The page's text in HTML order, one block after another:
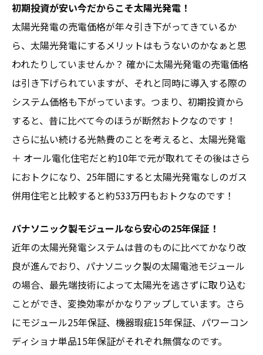
初期投資が安い今だからこそ太陽光発電！
太陽光発電の売電価格が年々引き下がってきているか
ら、太陽光発電にするメリットはもうないのかなぁと思
われたりしていませんか？ 確かに太陽光発電の売電価格
は引き下げられていますが、それと同時に導入する際の
システム価格も下がっています。つまり、初期投資から
すると、昔に比べて今のほうが断然おトクなのです！
さらに払い続ける光熱費のことを考えると、太陽光発電
＋ オール電化住宅だと約10年で元が取れてその後はさら
におトクになり、25年間にすると太陽光発電なしのガス
併用住宅と比較すると約533万円もおトクなのです！
パナソニック製モジュールなら安心の25年保証！
近年の太陽光発電システムは昔のものに比べてかなり改
良が進んでおり、パナソニック製の太陽電池モジュール
の場合、最先端技術によって太陽光を逃さずに取り込む
ことができ、変換効率がかなりアップしています。さら
にモジュール25年保証、機器瑕疵15年保証、パワーコン
ディショナ単品15年保証がそれぞれ無償なのです。